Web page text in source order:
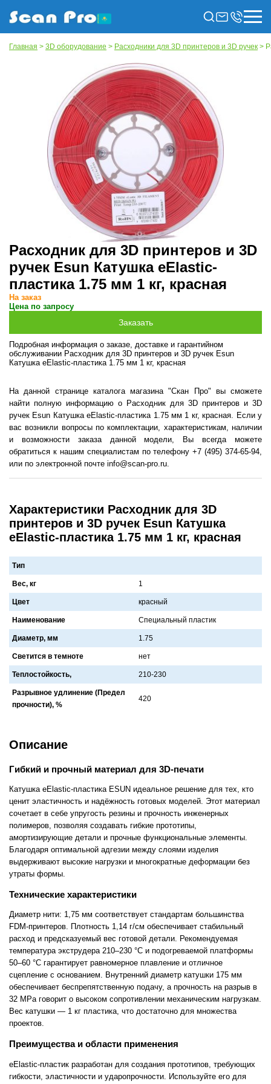
Главная > 3D оборудование > Расходники для 3D принтеров и 3D ручек >
Расходник для 3D принтеров и 3D
ручек Esun Катушка eElastic-
пластика 1.75 мм 1 кг, красная
На заказ
Цена по запросу
Подробная информация о заказе, доставке и гарантийном
обслуживании Расходник для 3D принтеров и 3D ручек Esun
Катушка eElastic-пластика 1.75 мм 1 кг, красная
На данной странице каталога магазина "Скан Про" вы сможете
найти полную информацию о Расходник для 3D принтеров и 3D
ручек Esun Катушка eElastic-пластика 1.75 мм 1 кг, красная. Если у
вас возникли вопросы по комплектации, характеристикам, наличии
и возможности заказа данной модели, Вы всегда можете
обратиться к нашим специалистам по телефону +7 (495) 374-65-94,
или по электронной почте info@scan-pro.ru.
Характеристики Расходник для 3D
принтеров и 3D ручек Esun Катушка
eElastic-пластика 1.75 мм 1 кг, красная
Тип
Вес, кг 1
Цвет крaсный
Наименование Специaльный плaстик
Диаметр, мм 1.75
Светится в темноте нет
Теплостойкость, 210-230
Разрывное удлинение (Предел
прочности), %
420
Описание
Гибкий и прочный материал для 3D-печати
Катушка eElastic-пластика ESUN идеальное решение для тех, кто
ценит эластичность и надёжность готовых моделей. Этот материал
сочетает в себе упругость резины и прочность инженерных
полимеров, позволяя создавать гибкие прототипы,
амортизирующие детали и прочные функциональные элементы.
Благодаря оптимальной адгезии между слоями изделия
выдерживают высокие нагрузки и многократные деформации без
утраты формы.
Технические характеристики
Диаметр нити: 1,75 мм соответствует стандартам большинства
FDM-принтеров. Плотность 1,14 г/см обеспечивает стабильный
расход и предсказуемый вес готовой детали. Рекомендуемая
температура экструдера 210–230 °C и подогреваемой платформы
50–60 °C гарантирует равномерное плавление и отличное
сцепление с основанием. Внутренний диаметр катушки 175 мм
обеспечивает беспрепятственную подачу, а прочность на разрыв в
32 MPa говорит о высоком сопротивлении механическим нагрузкам.
Вес катушки — 1 кг пластика, что достаточно для множества
проектов.
Преимущества и области применения
eElastic-пластик разработан для создания прототипов, требующих
гибкости, эластичности и ударопрочности. Используйте его для